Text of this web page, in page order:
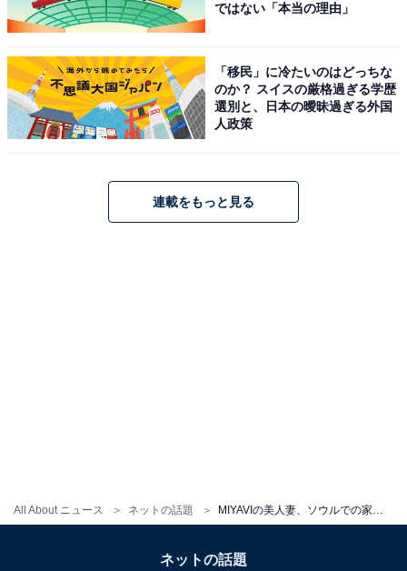
All About ニュース ネットの話題 MIYAVIの美人妻、ソウルでの家族ショット公開「もしも永遠に若くいられるのなら」「繰り返し過ごしたい」
ではない「本当の理由」
「移民」に冷たいのはどっちな
のか？ スイスの厳格過ぎる学歴
選別と、日本の曖昧過ぎる外国
人政策
連載をもっと見る
ネットの話題